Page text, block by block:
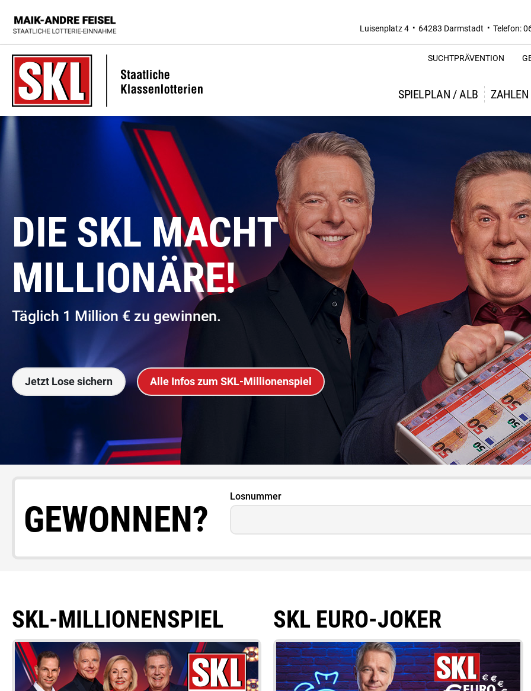
Zu den Hauptinhalten springen
Luisenplatz 4
64283 Darmstadt Telefon:
SUCHTPRÄVENTION
SPIELPLAN / ALB ZAHLEN
DIE SKL MACHT
MILLIONÄRE!
Täglich 1 Million € zu gewinnen.
Jetzt Lose sichern Alle Infos zum SKL-Millionenspiel
GEWONNEN?
Losnummer
SKL-MILLIONENSPIEL SKL EURO-JOKER